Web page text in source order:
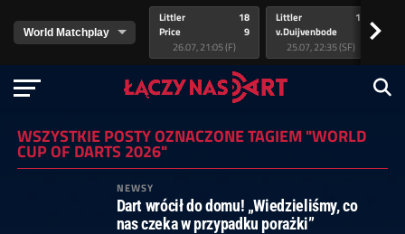
Littler
Price
18
9
26.07, 21:05 (F)
Littler
v.Duijvenbode
17
25.07, 22:35 (SF)
>
WSZYSTKIE POSTY OZNACZONE TAGIEM "WORLD
CUP OF DARTS 2026"
NEWSY
Dart wrócił do domu! „Wiedzieliśmy, co
nas czeka w przypadku porażki”